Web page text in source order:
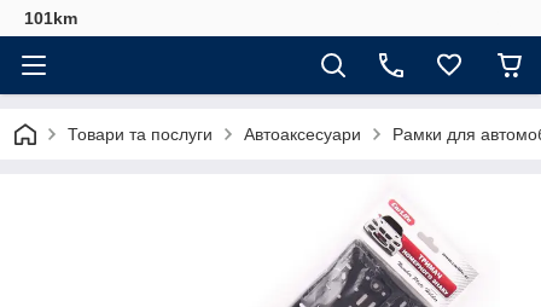
101km
Товари та послуги Автоаксесуари Рамки для